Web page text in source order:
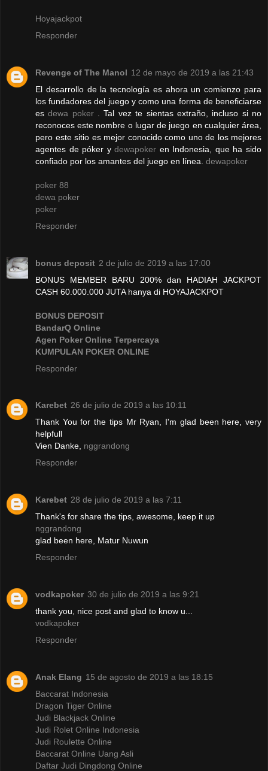
Hoyajackpot
Responder
Revenge of The Manol 12 de mayo de 2019 a las 21:43
El desarrollo de la tecnología es ahora un comienzo para
los fundadores del juego y como una forma de beneficiarse
esdewa poker
. Tal vez te sientas extraño, incluso si no
reconoces este nombre o lugar de juego en cualquier área,
pero este sitio es mejor conocido como uno de los mejores
agentes de póker ydewapoker en Indonesia, que ha sido
confiado por los amantes del juego en línea. dewapoker
poker 88
dewa poker
poker
Responder
bonus deposit 2 de julio de 2019 a las 17:00
BONUS MEMBER BARU 200% dan HADIAH JACKPOT
CASH 60.000.000 JUTA hanya di HOYAJACKPOT
BONUS DEPOSIT
BandarQ Online
Agen Poker Online Terpercaya
KUMPULAN POKER ONLINE
Responder
Karebet 26 de julio de 2019 a las 10:11
Thank You for the tips Mr Ryan, I'm glad been here, very
helpfull
Vien Danke, nggrandong
Responder
Karebet 28 de julio de 2019 a las 7:11
Thank's for share the tips, awesome, keep it up
nggrandong
glad been here, Matur Nuwun
Responder
vodkapoker 30 de julio de 2019 a las 9:21
thank you, nice post and glad to know u...
vodkapoker
Responder
Anak Elang 15 de agosto de 2019 a las 18:15
Baccarat Indonesia
Dragon Tiger Online
Judi Blackjack Online
Judi Rolet Online Indonesia
Judi Roulette Online
Baccarat Online Uang Asli
Daftar Judi Dingdong Online